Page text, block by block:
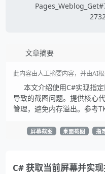
文章摘要
此内容由人工摘要内容，并由AI
本文介绍使用C#实现指
导致的截图问题。提供核心
管理，避免内存溢出。参考
屏幕截图 桌面截图 指
C# 获取当前屏幕并实